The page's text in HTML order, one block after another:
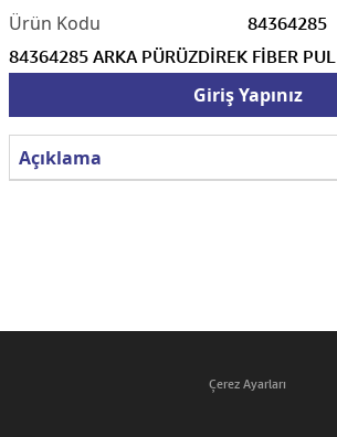
84364285
84364285 ARKA PÜRÜZDİREK FİBER PUL
Giriş Yapınız
Açıklama
Çerez Ayarları